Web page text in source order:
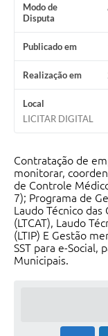
Modo de
Disputa
Publicado em
Realização em
Local
LICITAR DIGITAL
Contratação de
monitorar,
de Controle
7); Programa de
Laudo Técnico
(LTCAT), Laudo
(LTIP) E Gestão
SST para e-Social,
Municipais.